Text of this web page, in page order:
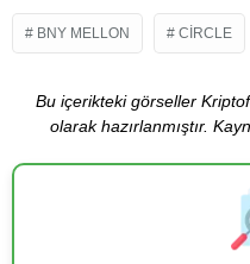
BNY MELLON CIRCLE
Bu içerikteki görseller
olarak hazırlanmıştır.